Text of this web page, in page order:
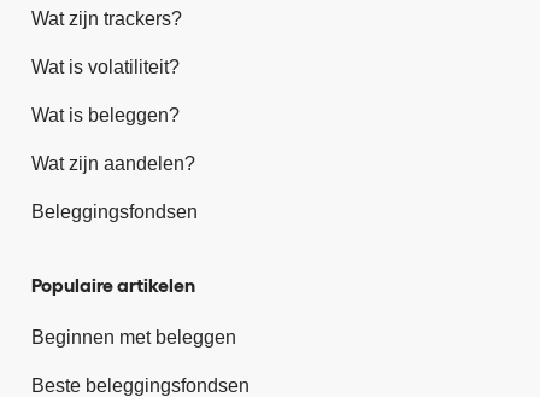
Wat zijn trackers?
Wat is volatiliteit?
Wat is beleggen?
Wat zijn aandelen?
Beleggingsfondsen
Populaire artikelen
Beginnen met beleggen
Beste beleggingsfondsen